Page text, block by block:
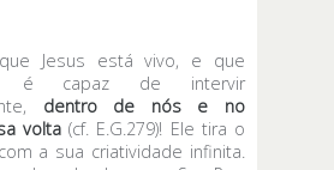
Jesus está vivo, e que
é capaz de intervir
dentro de nós e no
volta(cf. E.G.279)! Ele tira o
a sua criatividade infinita.